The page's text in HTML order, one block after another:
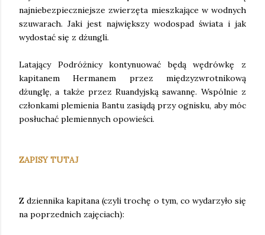
najniebezpieczniejsze zwierzęta mieszkające w wodnych
szuwarach. Jaki jest największy wodospad świata i jak
wydostać się z dżungli.
Latający Podróżnicy kontynuować będą wędrówkę z
kapitanem Hermanem przez międzyzwrotnikową
dżunglę, a także przez Ruandyjską sawannę. Wspólnie z
członkami plemienia Bantu zasiądą przy ognisku, aby móc
posłuchać plemiennych opowieści.
ZAPISY TUTAJ
Z dziennika kapitana (czyli trochę o tym, co wydarzyło się
na poprzednich zajęciach):